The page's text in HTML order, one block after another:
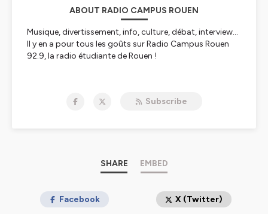
ABOUT RADIO CAMPUS ROUEN
Musique, divertissement, info, culture, débat, interview…
Il y en a pour tous les goûts sur Radio Campus Rouen
92.9, la radio étudiante de Rouen !
Subscribe
SHARE EMBED
Facebook X (Twitter)